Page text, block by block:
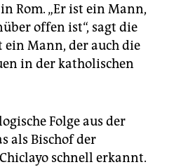
Rom. „Er ist ein Mann,
offen ist“, sagt die
ein Mann, der auch die
in der katholischen
Folge aus der
als Bischof der
schnell erkannt.